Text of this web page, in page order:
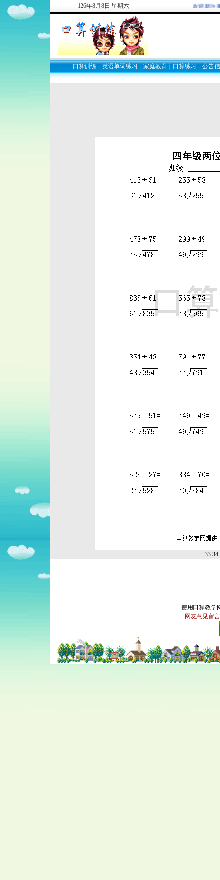
126年8月 8日 星期六 欢迎新注册
口算训练 ┊ 英语单词练习 ┊ 家庭教育 ┊ 口算练习 ┊ 公告
33 34
使用口算教学
网友意见留